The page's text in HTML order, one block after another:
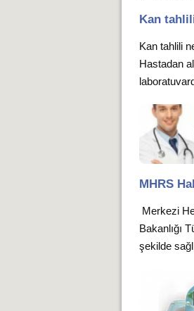
Kan
Kan tahlili
Hastadan
MHRS
Merkezi
Bakanlığı
şekilde